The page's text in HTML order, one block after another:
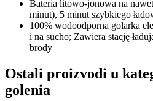
Bateria litowo-jonowa na
minut), 5 minut szybkiego
100% wodoodporna golarka
i na sucho; Zawiera stację
brody
Ostali proizvodi u
golenia